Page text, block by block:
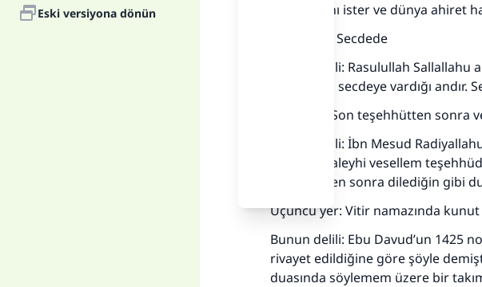
Eski versiyona dönün
ihtiyaçlarını ister ve dünya ahiret
Birinci yer: Secdede
Bunun delili: Rasulullah Sallallahu
olduğu an, secdeye vardığı
İkinci yer: Son teşehhütten sonra
Bunun delili: İbn Mesud
Sallallahu aleyhi vesellem
Teşehhütten sonra dilediğin gibi
Üçüncü yer: Vitir namazında kunut
Bunun delili: Ebu Davud’un 1425
rivayet edildiğine göre şöyle
duasında söylemem üzere bir